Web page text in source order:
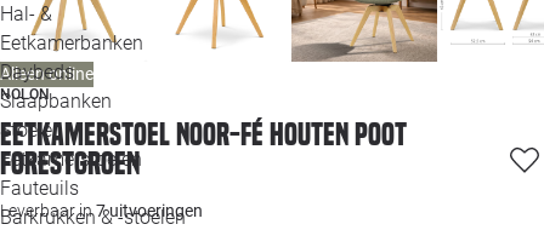
Hal- &
Eetkamerbanken
Daybeds
Slaapbanken
Stoelen
Eetkamerstoelen
Fauteuils
Barkrukken & -stoelen
Alleen online
NOLON
Eetkamerstoel Noor-Fé houten poot
forestgroen
Leverbaar in7 uitvoeringen